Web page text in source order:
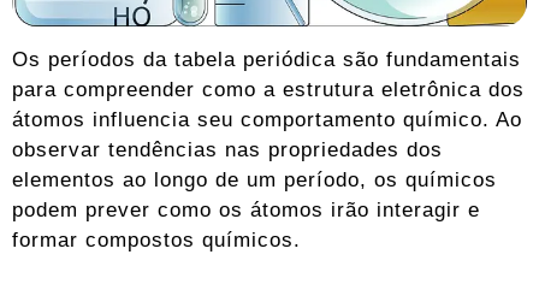
Os períodos da tabela periódica são fundamentais
para compreender como a estrutura eletrônica dos
átomos influencia seu comportamento químico. Ao
observar tendências nas propriedades dos
elementos ao longo de um período, os químicos
podem prever como os átomos irão interagir e
formar compostos químicos.